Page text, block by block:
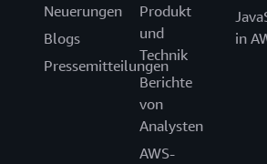
Neuerungen
Blogs
Pressemitteilungen
Produkt
und
Technik
Berichte
von
Analysten
AWS-
in